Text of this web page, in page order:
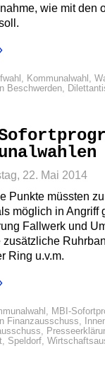
wie mit den
, Kommunalwahl ,
Beschwerden,
22. Mai 2014
Punkte müssten
möglich in Angriff
Fallwerk und
zusätzliche
Ring u.v.m.
, MBI-
Finanzausschuss,
,
, Speldorf,